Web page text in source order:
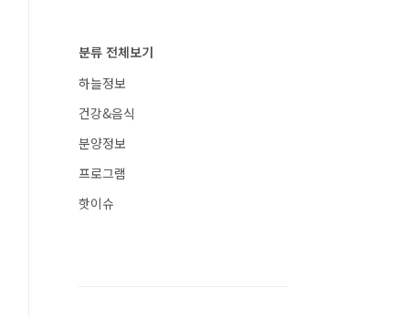
분류 전체보기
하늘정보
건강&음식
분양정보
프로그램
핫이슈